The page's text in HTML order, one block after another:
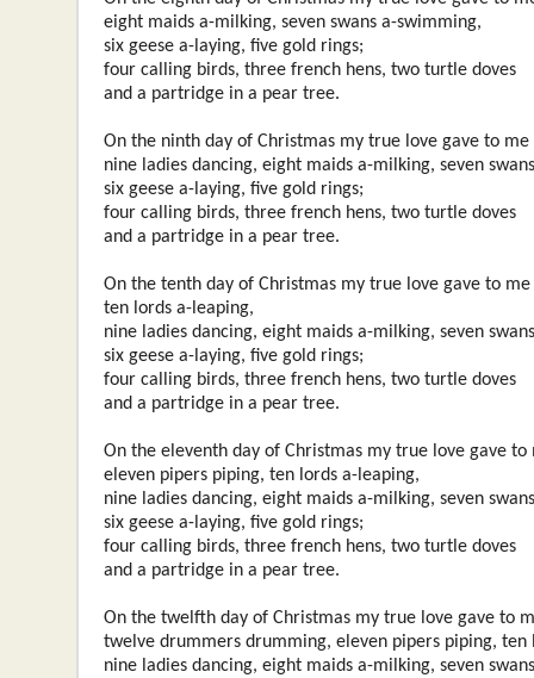
eight maids a-milking, seven swans a-swimming,
six geese a-laying, five gold rings;
four calling birds, three french hens, two turtle doves
and a partridge in a pear tree.
On the ninth day of Christmas my true love gave to me
nine ladies dancing, eight maids a-milking, seven
six geese a-laying, five gold rings;
four calling birds, three french hens, two turtle doves
and a partridge in a pear tree.
On the tenth day of Christmas my true love gave to me
ten lords a-leaping,
nine ladies dancing, eight maids a-milking, seven
six geese a-laying, five gold rings;
four calling birds, three french hens, two turtle doves
and a partridge in a pear tree.
On the eleventh day of Christmas my true love gave to
eleven pipers piping, ten lords a-leaping,
nine ladies dancing, eight maids a-milking, seven
six geese a-laying, five gold rings;
four calling birds, three french hens, two turtle doves
and a partridge in a pear tree.
On the twelfth day of Christmas my true love gave to
twelve drummers drumming, eleven pipers piping, ten
nine ladies dancing, eight maids a-milking, seven